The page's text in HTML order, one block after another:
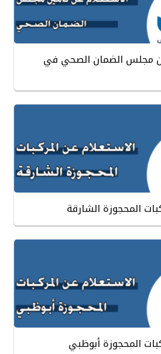
مجلس الضمان الصحي في
المحجوزة الشارقة
المحجوزة أبوظبي